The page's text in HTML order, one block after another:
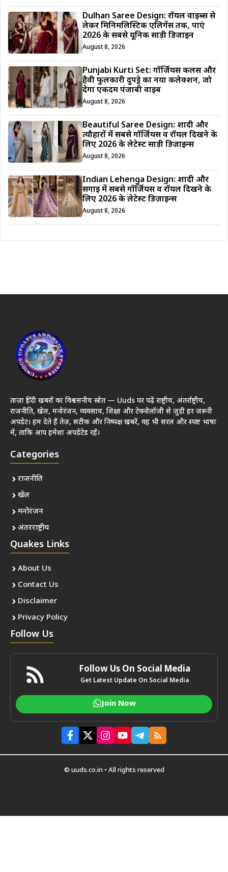
Dulhan Saree Design: रॉयल वाइब्स से
लेकर मिनिमलिस्टिक एलिगेंस तक, पाएं
2026 के सबसे यूनिक साड़ी डिजाईन
August 8, 2026
Punjabi Kurti Set: गॉर्जियस कलर्स और
हैवी फुलकारी दुपट्टे का नया कलेक्शन, जो
देगा एकदम पंजाबी वाइब
August 8, 2026
Beautiful Saree Design: शादी और
त्यौहारों में सबसे गॉर्जियस व रॉयल दिखने के
लिए 2026 के लेटेस्ट साड़ी डिज़ाइन्स
August 8, 2026
Indian Lehenga Design: शादी और
सगाई में सबसे गॉर्जियस व रॉयल दिखने के
लिए 2026 के लेटेस्ट डिज़ाइन्स
August 8, 2026
ताज़ा हिंदी खबरों का विश्वसनीय स्रोत — Uuds पर पढ़ें राष्ट्रीय, अंतर्राष्ट्रीय,
राजनीति, खेल, मनोरंजन, व्यवसाय, शिक्षा और टेक्नोलॉजी से जुड़ी हर जरूरी
अपडेट। हम देते हैं तेज़, सटीक और निष्पक्ष खबरें, वह भी सरल और स्पष्ट भाषा
में, ताकि आप हमेशा अपडेटेड रहें।
Categories
राजनीति
खेल
मनोरंजन
अंतरराष्ट्रीय
Quakes Links
About Us
Contact Us
Disclaimer
Privacy Policy
Follow Us
Follow Us On Social Media
Get Latest Update On Social Media
Join Now
© uuds.co.in • All rights reserved